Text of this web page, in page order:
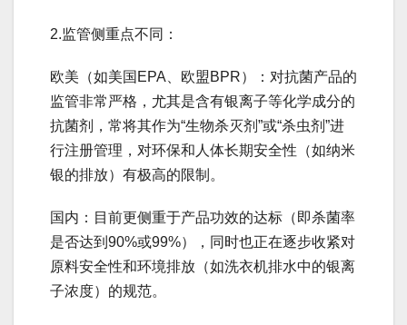
2.监管侧重点不同：
欧美（如美国EPA、欧盟BPR）：对抗菌产品的
监管非常严格，尤其是含有银离子等化学成分的
抗菌剂，常将其作为“生物杀灭剂”或“杀虫剂”进
行注册管理，对环保和人体长期安全性（如纳米
银的排放）有极高的限制。
国内：目前更侧重于产品功效的达标（即杀菌率
是否达到90%或99%），同时也正在逐步收紧对
原料安全性和环境排放（如洗衣机排水中的银离
子浓度）的规范。